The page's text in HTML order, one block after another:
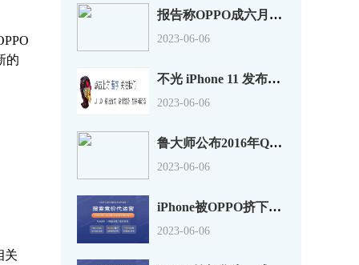
的
关
报告称OPPO成六月销量最佳手机，超过苹果华为
2023-06-06
不光 iPhone 11 发布了，OPPO Reno2 也同样值得关注
2023-06-06
鲁大师公布2016年Q3季手机流畅度排行 魅族PRO6第一
2023-06-06
iPhone被OPPO挤下神坛，不再是中国最畅销的手机
2023-06-06